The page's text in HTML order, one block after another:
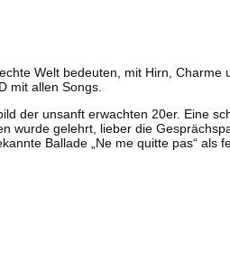
Welt bedeuten, mit Hirn,
mit allen Songs.
der unsanft erwachten 20er. Eine
wurde gelehrt, lieber die
Ballade „Ne me quitte pas“ als